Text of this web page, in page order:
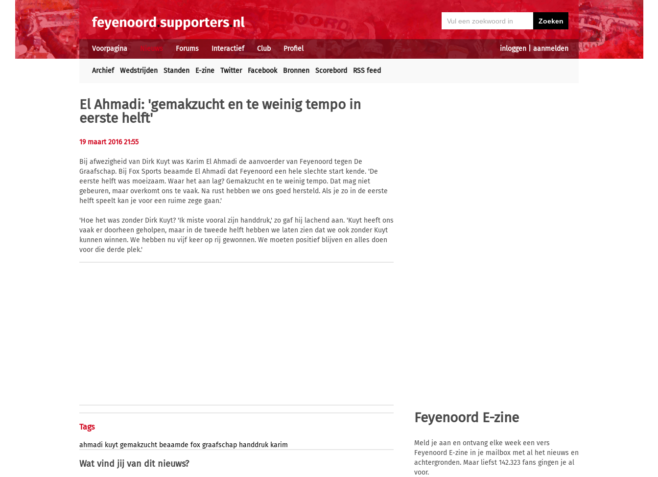
inloggen aanmelden
Voorpagina Nieuws Forums Interactief Club Profiel
Archief Wedstrijden Standen E-zine Twitter Facebook Bronnen Scorebord RSS feed
El Ahmadi: 'gemakzucht en te weinig tempo in
eerste helft'
19 maart 2016 21:55
Bij afwezigheid van Dirk Kuyt was Karim El Ahmadi de aanvoerder van Feyenoord tegen De
Graafschap. Bij Fox Sports beaamde El Ahmadi dat Feyenoord een hele slechte start kende. 'De
eerste helft was moeizaam. Waar het aan lag? Gemakzucht en te weinig tempo. Dat mag niet
gebeuren, maar overkomt ons te vaak. Na rust hebben we ons goed hersteld. Als je zo in de eerste
helft speelt kan je voor een ruime zege gaan.'
'Hoe het was zonder Dirk Kuyt? 'Ik miste vooral zijn handdruk,' zo gaf hij lachend aan. 'Kuyt heeft ons
vaak er doorheen geholpen, maar in de tweede helft hebben we laten zien dat we ook zonder Kuyt
kunnen winnen. We hebben nu vijf keer op rij gewonnen. We moeten positief blijven en alles doen
voor die derde plek.'
Tags
ahmadi kuyt gemakzucht beaamde fox graafschap handdruk karim
Wat vind jij van dit nieuws?
Feyenoord E-zine
Meld je aan en ontvang elke week een vers
Feyenoord E-zine in je mailbox met al het nieuws en
achtergronden. Maar liefst 142.323 fans gingen je al
voor.